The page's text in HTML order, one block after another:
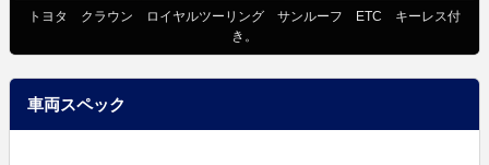
トヨタ クラウン ロイヤルツーリング サンルーフ ETC キーレス付
き。
車両スペック